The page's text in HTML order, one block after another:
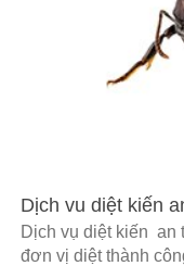
Dịch vu diệt kiến
Dịch vụ diệt kiến an
đơn vị diệt thành